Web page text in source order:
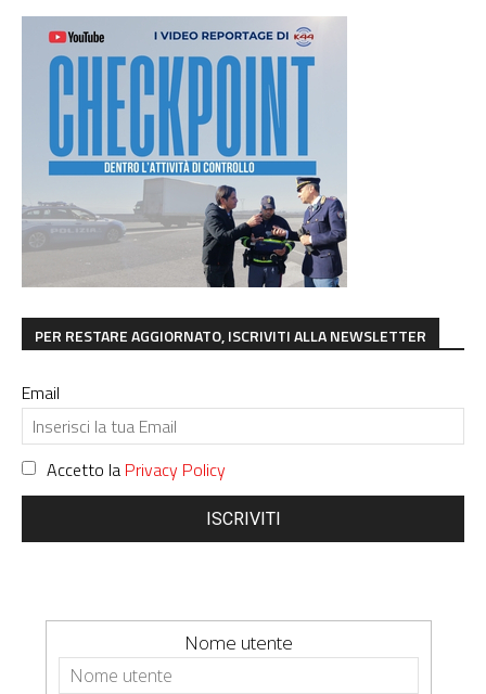
PER RESTARE AGGIORNATO, ISCRIVITI ALLA NEWSLETTER
Email
Accetto la Privacy Policy
ISCRIVITI
Nome utente